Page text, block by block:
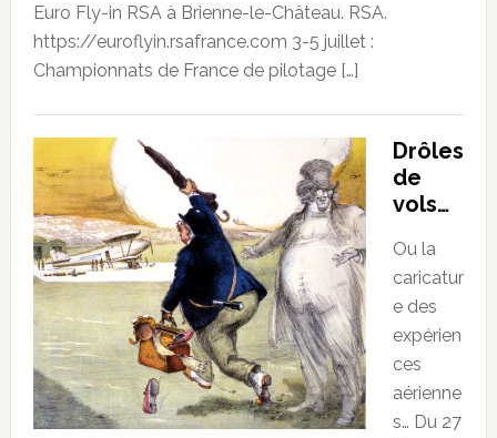
Euro Fly-in RSA à Brienne-le-Château. RSA.
https://euroflyin.rsafrance.com 3-5 juillet :
Championnats de France de pilotage […]
Drôles
de
vols…
Ou la
caricatur
e des
expérien
ces
aérienne
s… Du 27